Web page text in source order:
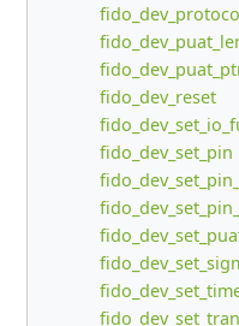
fido_dev_reset
fido_dev_set_pin